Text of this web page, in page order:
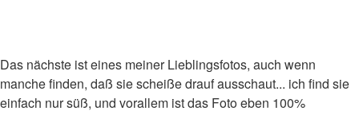
Das nächste ist eines meiner Lieblingsfotos, auch wenn
manche finden, daß sie scheiße drauf ausschaut... ich find sie
einfach nur süß, und vorallem ist das Foto eben 100%